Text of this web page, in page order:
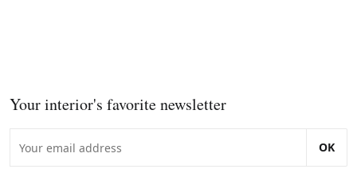
Your interior's favorite newsletter
OK